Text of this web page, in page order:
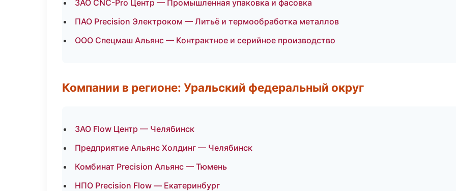
ЗАО CNC-Pro Центр — Промышленная упаковка и фасовка
ПАО Precision Электроком — Литьё и термообработка металлов
ООО Спецмаш Альянс — Контрактное и серийное производство
Компании в регионе: Уральский федеральный округ
ЗАО Flow Центр — Челябинск
Предприятие Альянс Холдинг — Челябинск
Комбинат Precision Альянс — Тюмень
НПО Precision Flow — Екатеринбург